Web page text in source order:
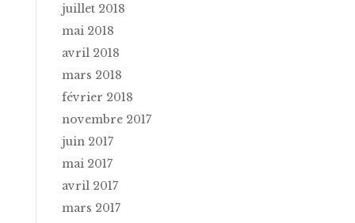
juillet 2018
mai 2018
avril 2018
mars 2018
février 2018
novembre 2017
juin 2017
mai 2017
avril 2017
mars 2017